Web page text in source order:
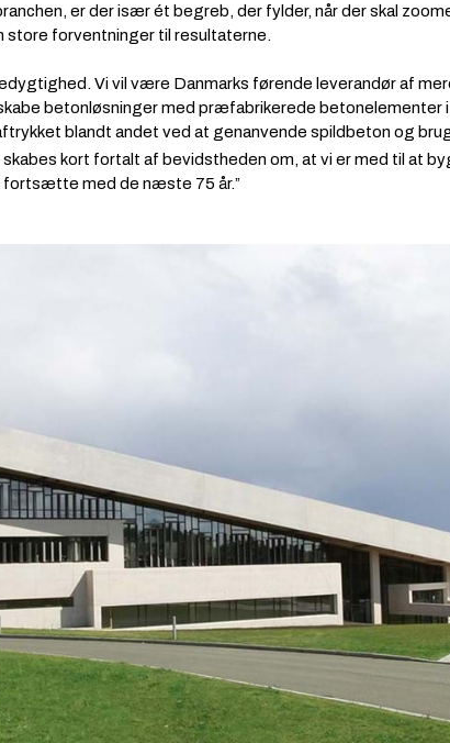
er der især ét begreb, der fylder, når der skal
forventninger til resultaterne.
Vi vil være Danmarks førende leverandør af
betonløsninger med præfabrikerede betonelementer
blandt andet ved at genanvende spildbeton og
kort fortalt af bevidstheden om, at vi er med til at
med de næste 75 år.”